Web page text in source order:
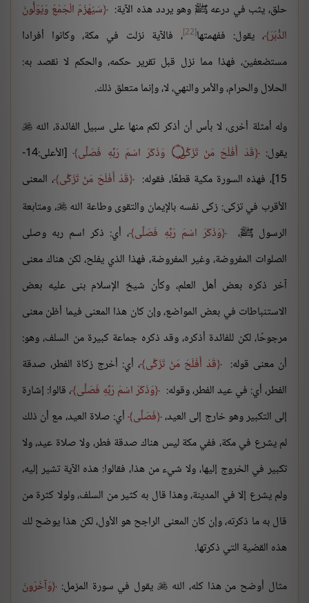
حلق، يثب في درعه ﷺ وهو يردد هذه الآية:
سَيُهْزَمُ الْجَمْعُ وَيُوَلُّونَ
الدُّبُرَ ، يقول: ففهمتها[22]
، فالآية نزلت في مكة، وكانوا أفرادا
مستضعفين، فهذا مما نزل قبل تقرير حكمه، والحكم لا نقصد به:
الحلال والحرام، والأمر والنهي، لا، وإنما متعلق ذلك.
وله أمثلة أخرى، لا بأس أن أذكر لكم منها على سبيل الفائدة، الله 
يقول: قَدْ أَفْلَحَ مَنْ تَزَكَّى۝ وَذَكَرَ اسْمَ رَبِّهِ فَصَلَّى
[الأعلى:14-
15]، فهذه السورة مكية قطعًا، فقوله:
قَدْ أَفْلَحَ مَنْ تَزَكَّى ، المعنى
الأقرب في تزكى: زكى نفسه بالإيمان والتقوى وطاعة الله، ومتابعة
الرسول ﷺ، وَذَكَرَ اسْمَ رَبِّهِ فَصَلَّى ، أي: ذكر اسم ربه وصلى
الصلوات المفروضة، وغير المفروضة، فهذا الذي يفلح، لكن هناك معنى
آخر ذكره بعض أهل العلم، وكأن شيخ الإسلام بنى عليه بعض
الاستنباطات في بعض المواضع، وإن كان هذا المعنى فيما أظن معنى
مرجوحًا، لكن للفائدة أذكره، وقد ذكره جماعة كبيرة من السلف، وهو:
أن معنى قوله:
قَدْ أَفْلَحَ مَنْ تَزَكَّى ، أي: أخرج زكاة الفطر، صدقة
الفطر، أي: في عيد الفطر، وقوله:
وَذَكَرَ اسْمَ رَبِّهِ فَصَلَّى ، قالوا: إشارة
إلى التكبير وهو خارج إلى العيد، فَصَلَّى أي: صلاة العيد، مع أن ذلك
لم يشرع في مكة، ففي مكة ليس هناك صدقة فطر، ولا صلاة عيد، ولا
تكبير في الخروج إليها، ولا شيء من هذا، فقالوا: هذه الآية تشير إليه،
ولم يشرع إلا في المدينة، وهذا قال به كثير من السلف، ولولا كثرة من
قال به ما ذكرته، وإن كان المعنى الراجح هو الأول، لكن هذا يوضح لك
هذه القضية التي ذكرتها.
مثال أوضح من هذا كله، الله يقول في سورة المزمل: وَآخَرُونَ